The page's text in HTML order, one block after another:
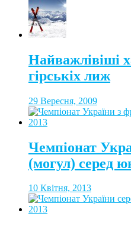
Найважлівіші
гірськіх лиж
29 Вересня, 2009
Чемпіонат
(могул) серед
10 Квітня, 2013